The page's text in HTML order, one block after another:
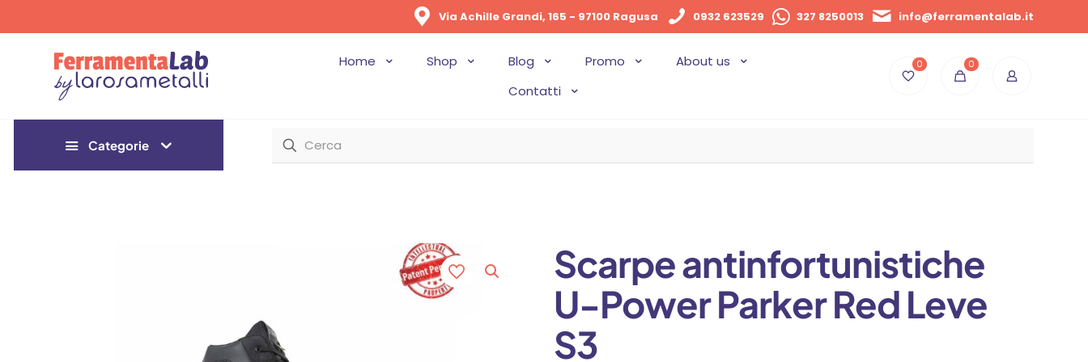
Via Achille Grandi, 165 - 97100 Ragusa 0932 623529 327 8250013 info@ferramentalab.it
Home Shop Blog Promo
About us
Contatti
0 0
Categorie
Scarpe antinfortunistiche
U-Power Parker Red Leve
S3